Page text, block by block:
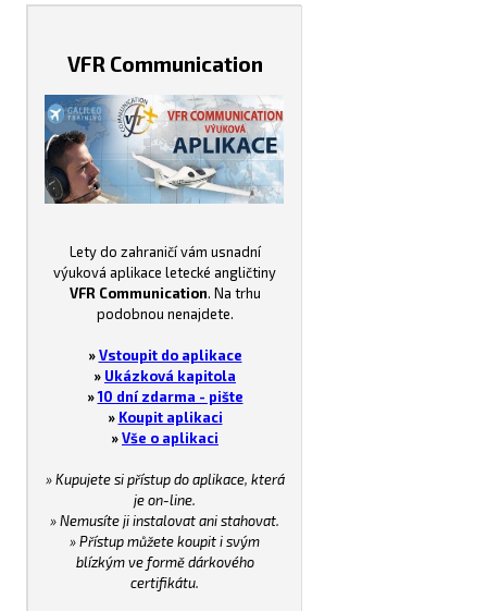
VFR Communication
Lety do zahraničí vám usnadní
výuková aplikace letecké angličtiny
VFR Communication. Na trhu
podobnou nenajdete.
» Vstoupit do aplikace
» Ukázková kapitola
»10 dní zdarma - pište
» Koupit aplikaci
»Vše o aplikaci
» Kupujete si přístup do aplikace, která
je on-line.
» Nemusíte ji instalovat ani stahovat.
» Přístup můžete koupit i svým
blízkým ve formě dárkového
certifikátu.